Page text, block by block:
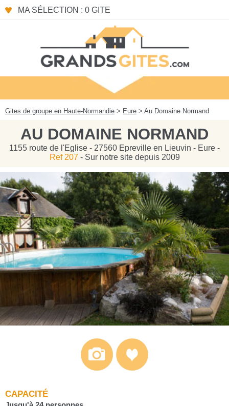
MA SÉLECTION : 0 GITE
Gites de groupe en Haute-Normandie > Eure > Au Domaine Normand
AU DOMAINE NORMAND
1155 route de l'Eglise - 27560 Epreville en Lieuvin - Eure -
Ref 207 - Sur notre site depuis 2009
CAPACITÉ
Panneau de gestion des cookies